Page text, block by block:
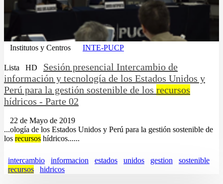
Institutos y Centros INTE-PUCP
Lista HD
Sesión presencial Intercambio de
información y tecnología de los Estados Unidos y
Perú para la gestión sostenible de los recursos
hídricos - Parte 02
22 de Mayo de 2019
...ología de los Estados Unidos y Perú para la gestión sostenible de
los recursos hídricos......
intercambio informacion estados unidos gestion
sostenible
recursos
hidricos